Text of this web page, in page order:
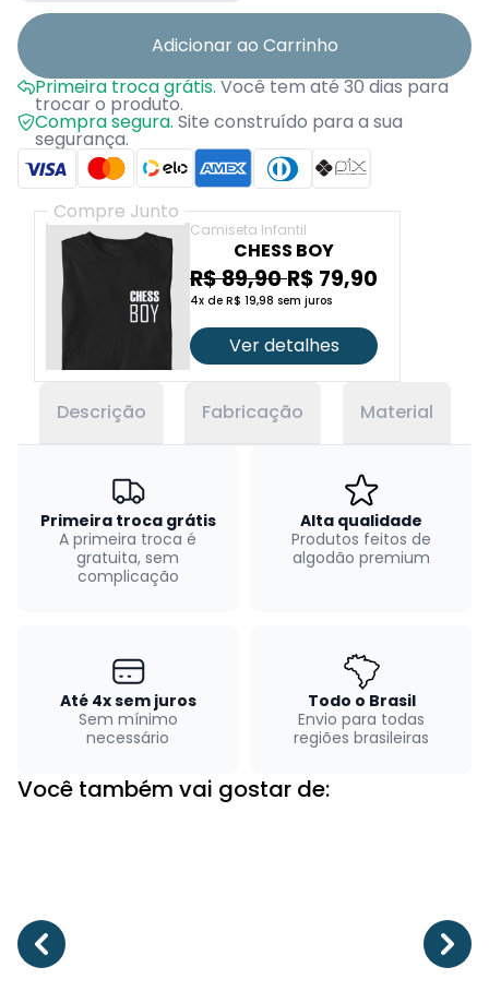
Adicionar ao Carrinho
Primeira troca grátis.Você tem até 30 dias para
trocar o produto.
Compra segura. Site construído para a sua
segurança.
Compre Junto
Camiseta Infantil
CHESS BOY
R$ 89,90 R$ 79,90
4x de R$ 19,98 sem juros
Ver detalhes
Descrição Fabricação Material
Primeira troca grátis
A primeira troca é
gratuita, sem
complicação
Alta qualidade
Produtos feitos de
algodão premium
Até 4x sem juros
Sem mínimo
necessário
Todo o Brasil
Envio para todas
regiões brasileiras
Você também vai gostar de: